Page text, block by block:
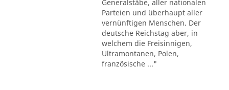
Generalstäbe, aller nationalen
Parteien und überhaupt aller
vernünftigen Menschen. Der
deutsche Reichstag aber, in
welchem die Freisinnigen,
Ultramontanen, Polen,
französische ..."